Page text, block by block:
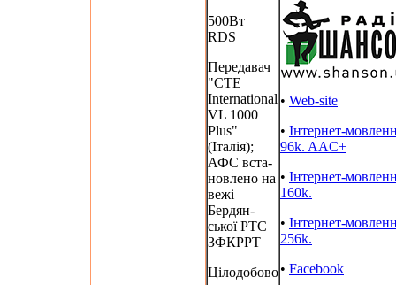
500Вт
RDS
Передавач
"CTE
International
VL 1000
Plus"
(Італія);
АФС вста-
новлено на
вежі
Бердян-
ської РТС
ЗФКРРТ
Цілодобово
• Web-site
• Інтернет-
96k. AAC+
• Інтернет-
160k.
• Інтернет-
256k.
• Facebook